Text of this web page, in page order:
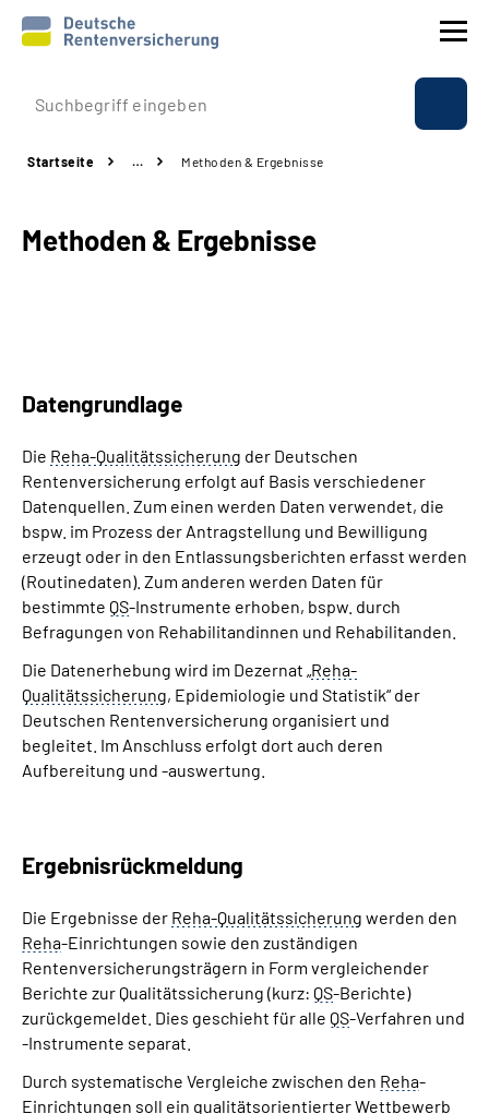
Prävention
Rente
Über uns & Presse
Online-Services
Suche
Language
Leichte Sprache
Startseite … Methoden & Ergebnisse
Methoden & Ergebnisse
Datengrundlage
Die Reha-Qualitätssicherung der Deutschen
Rentenversicherung erfolgt auf Basis verschiedener
Datenquellen. Zum einen werden Daten verwendet, die
bspw. im Prozess der Antragstellung und Bewilligung
erzeugt oder in den Entlassungsberichten erfasst werden
(Routinedaten). Zum anderen werden Daten für
bestimmte QS-Instrumente erhoben, bspw. durch
Befragungen von Rehabilitandinnen und Rehabilitanden.
Die Datenerhebung wird im Dezernat „Reha-
Qualitätssicherung, Epidemiologie und Statistik“ der
Deutschen Rentenversicherung organisiert und
begleitet. Im Anschluss erfolgt dort auch deren
Aufbereitung und -auswertung.
Ergebnisrückmeldung
Die Ergebnisse der Reha-Qualitätssicherung werden den
Reha-Einrichtungen sowie den zuständigen
Rentenversicherungsträgern in Form vergleichender
Berichte zur Qualitätssicherung (kurz: QS-Berichte)
zurückgemeldet. Dies geschieht für alle QS-Verfahren und
-Instrumente separat.
Durch systematische Vergleiche zwischen den Reha-
Einrichtungen soll ein qualitätsorientierter Wettbewerb